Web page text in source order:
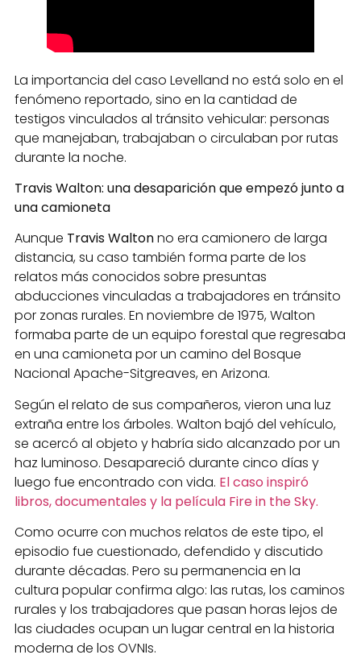
La importancia del caso Levelland no está solo en el
fenómeno reportado, sino en la cantidad de
testigos vinculados al tránsito vehicular: personas
que manejaban, trabajaban o circulaban por rutas
durante la noche.
Travis Walton: una desaparición que empezó junto a
una camioneta
Aunque Travis Waltonno era camionero de larga
distancia, su caso también forma parte de los
relatos más conocidos sobre presuntas
abducciones vinculadas a trabajadores en tránsito
por zonas rurales. En noviembre de 1975, Walton
formaba parte de un equipo forestal que regresaba
en una camioneta por un camino del Bosque
Nacional Apache-Sitgreaves, en Arizona.
Según el relato de sus compañeros, vieron una luz
extraña entre los árboles. Walton bajó del vehículo,
se acercó al objeto y habría sido alcanzado por un
haz luminoso. Desapareció durante cinco días y
luego fue encontrado con vida. El caso inspiró
libros, documentales y la película Fire in the Sky.
Como ocurre con muchos relatos de este tipo, el
episodio fue cuestionado, defendido y discutido
durante décadas. Pero su permanencia en la
cultura popular confirma algo: las rutas, los caminos
rurales y los trabajadores que pasan horas lejos de
las ciudades ocupan un lugar central en la historia
moderna de los OVNIs.